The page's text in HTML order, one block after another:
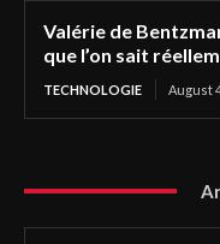
Valérie de
que l’on sait
TECHNOLOGIE August